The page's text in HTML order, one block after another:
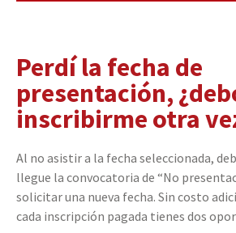
Perdí la fecha de
presentación,
inscribirme otra
Al no asistir a la fecha seleccionada,
llegue la convocatoria de “No
solicitar una nueva fecha. Sin costo
cada inscripción pagada tienes dos